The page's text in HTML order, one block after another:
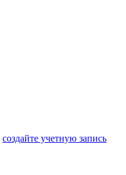
создайте учетную запись